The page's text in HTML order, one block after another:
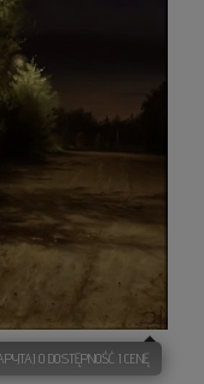
O DOSTĘPNOŚĆ I CENĘ